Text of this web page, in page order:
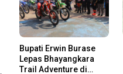
Bupati Erwin Burase
Lepas Bhayangkara
Trail Adventure di